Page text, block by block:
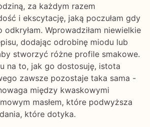
za każdym razem
i ekscytację, jaką poczułam gdy
Wprowadziłam niewielkie
dodając odrobinę miodu lub
stworzyć różne profile smakowe.
na to, jak go dostosuję, istota
zawsze pozostaje taka sama -
między kwaskowymi
masłem, które podwyższa
które dotyka.